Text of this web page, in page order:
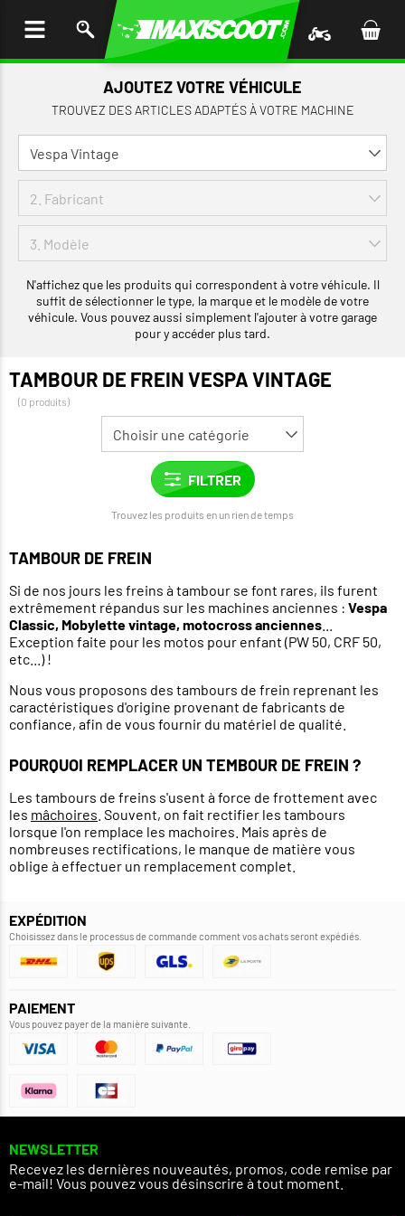
AJOUTEZ VOTRE VÉHICULE
TROUVEZ DES ARTICLES ADAPTÉS À VOTRE MACHINE
N'affichez que les produits qui correspondent à votre véhicule. Il
suffit de sélectionner le type, la marque et le modèle de votre
véhicule. Vous pouvez aussi simplement l'ajouter à votre garage
pour y accéder plus tard.
TAMBOUR DE FREIN VESPA VINTAGE
(0 produits)
Trouvez les produits en un rien de temps
TAMBOUR DE FREIN
Si de nos jours les freins à tambour se font rares, ils furent
extrêmement répandus sur les machines anciennes : Vespa
Classic, Mobylette vintage, motocross anciennes
Exception faite pour les motos pour enfant (PW 50, CRF 50,
etc...) !
Nous vous proposons des tambours de frein reprenant les
caractéristiques d'origine provenant de fabricants de
confiance, afin de vous fournir du matériel de qualité.
POURQUOI REMPLACER UN TEMBOUR DE FREIN ?
Les tambours de freins s'usent à force de frottement avec
les mâchoires . Souvent, on fait rectifier les tambours
lorsque l'on remplace les machoires. Mais après de
nombreuses rectifications, le manque de matière vous
oblige à effectuer un remplacement complet.
EXPÉDITION
Choisissez dans le processus de commande comment vos achats seront expédiés.
PAIEMENT
Vous pouvez payer de la manière suivante.
NEWSLETTER
Recevez les dernières nouveautés, promos, code remise par
e-mail! Vous pouvez vous désinscrire à tout moment.